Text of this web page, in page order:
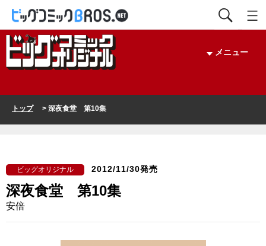
メニュー
トップ> 深夜食堂 第10集
ビッグオリジナル 2012/11/30発売
深夜食堂 第10集
安倍